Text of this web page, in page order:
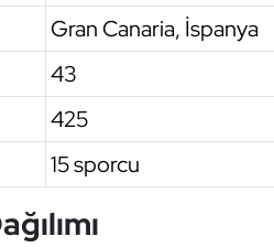
Gran Canaria, İspanya
43
425
15 sporcu